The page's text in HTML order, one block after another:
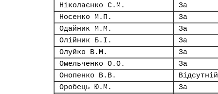
Ніколаєнко С.М.
За
Носенко М.П.
За
Одайник М.М.
За
Олійник Б.І.
За
Олуйко В.М.
За
Омельченко О.О.
За
Онопенко В.В.
Відсутній
Оробець Ю.М.
За